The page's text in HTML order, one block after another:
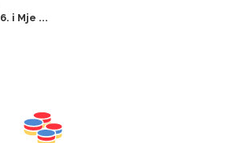
i Mje ...